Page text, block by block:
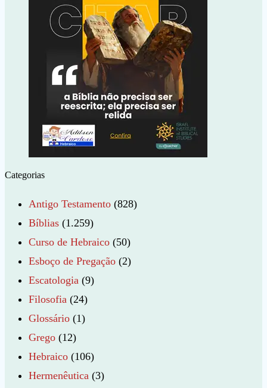
Categorias
Antigo Testamento (828)
Bíblias (1.259)
Curso de Hebraico (50)
Esboço de Pregação (2)
Escatologia (9)
Filosofia (24)
Glossário (1)
Grego (12)
Hebraico (106)
Hermenêutica (3)